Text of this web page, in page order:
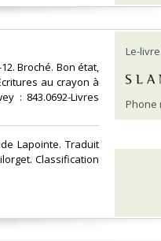
12. Broché. Bon état,
au crayon à
: 843.0692-Livres
Lapointe. Traduit
Classification
Le-
Phone